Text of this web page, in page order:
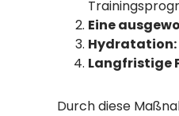
Eine
Hydratation:
Langfristige
Durch diese